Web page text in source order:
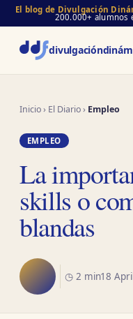
El blog de Divulgación
200.000+ alumnos
divulgación
Inicio› El Diario› Empleo
EMPLEO
La
skills o
blandas
◷ 2 min18